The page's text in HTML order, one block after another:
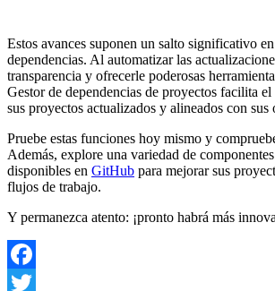
Estos avances suponen un salto significativo
dependencias. Al automatizar las
transparencia y ofrecerle poderosas
Gestor de dependencias de proyectos facilita
sus proyectos actualizados y alineados con sus
Pruebe estas funciones hoy mismo y
Además, explore una variedad de
disponibles en GitHub para mejorar sus
flujos de trabajo.
Y permanezca atento: ¡pronto habrá más
Facebook